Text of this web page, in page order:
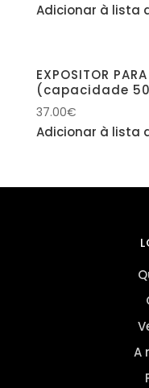
Adicionar à lista
EXPOSITOR
(capacidade
37.00€
Adicionar à lista
A